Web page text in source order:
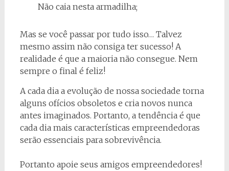
Não caia nesta armadilha;
Mas se você passar por tudo isso… Talvez
mesmo assim não consiga ter sucesso! A
realidade é que a maioria não consegue. Nem
sempre o final é feliz!
A cada dia a evolução de nossa sociedade torna
alguns ofícios obsoletos e cria novos nunca
antes imaginados. Portanto, a tendência é que
cada dia mais características empreendedoras
serão essenciais para sobrevivência.
Portanto apoie seus amigos empreendedores!